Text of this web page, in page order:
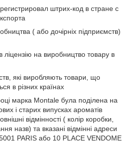
штрих-код в стране с
( або дочірніх підприємств)
на виробництво товару в
які виробляють товари, що
в різних країнах
марка Montale була поділена на
і старих випусках ароматів
відмінності ( колір коробки,
назв) та вказані відмінні адреси
PARIS або 10 PLACE VENDOME